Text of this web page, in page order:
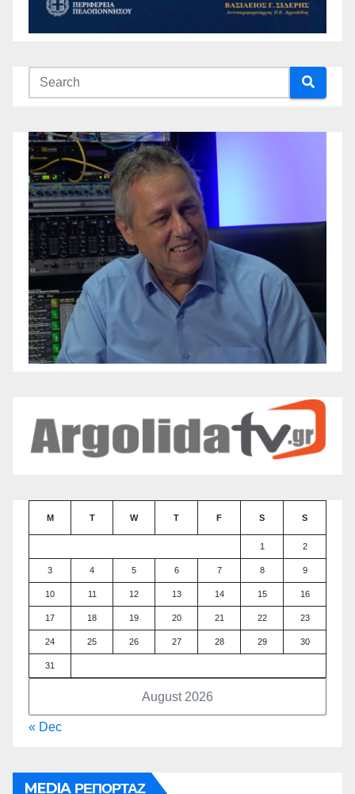
August 2026
M T W T F S S
1 2
3 4 5 6 7 8 9
10 11 12 13 14 15 16
17 18 19 20 21 22 23
24 25 26 27 28 29 30
31
« Dec
MEDIA ΡΕΠΟΡΤΑΖ